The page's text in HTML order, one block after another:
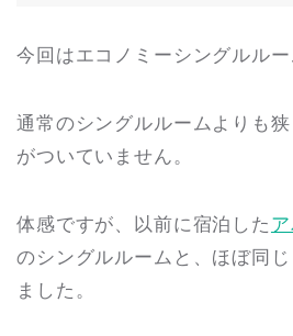
今回はエコノミーシングルルー
通常のシングルルームよりも
がついていません。
体感ですが、以前に宿泊した
のシングルルームと、ほぼ同
ました。